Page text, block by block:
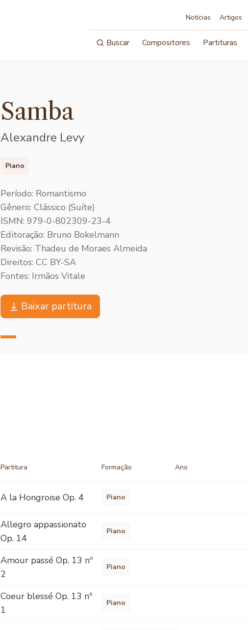
Notícias Artigos
Buscar Compositores Partituras
Samba
Alexandre Levy
Piano
Período: Romantismo
Gênero: Clássico (Suíte)
ISMN: 979-0-802309-23-4
Editoração: Bruno Bokelmann
Revisão: Thadeu de Moraes Almeida
Direitos: CC BY-SA
Fontes: Irmãos Vitale
Baixar partitura
Partitura Formação Ano
A la Hongroise Op. 4 Piano
Allegro appassionato
Op. 14
Piano
Amour passé Op. 13 nº
2
Piano
Coeur blessé Op. 13 nº
1
Piano